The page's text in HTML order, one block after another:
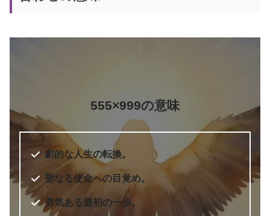
エンジェル・ナンバー 実践編 願い
奥野節子
出版社 ダイヤモンド社
出版年 2010年7月
6桁のエンジェルナンバー
555×999の意味
劇的な人生の転換。
聖なる使命への目覚め。
勇気ある最初の一歩。